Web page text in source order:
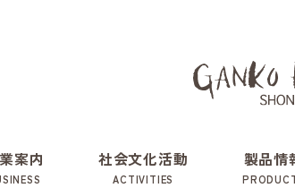
案内 社会文化活動
ACTIVITIES
製品情